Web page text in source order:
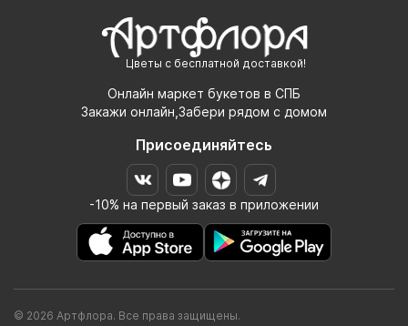
Цветы с бесплатной доставкой!
Онлайн маркет букетов в СПБ
Закажи онлайн,Забери рядом с домом
Присоединяйтесь
-10% на первый заказ в приложении
© 2026 Артфлора. Все права защищены.